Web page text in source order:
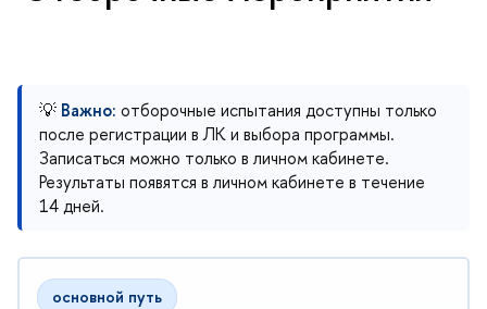
💡 Важно: отборочные испытания доступны только
после регистрации в ЛК и выбора программы.
Записаться можно только в личном кабинете.
Результаты появятся в личном кабинете в течение
14 дней.
основной путь